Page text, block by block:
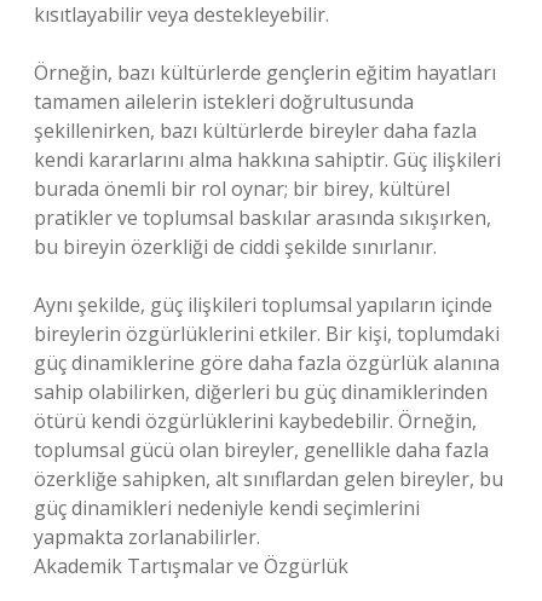
kısıtlayabilir veya destekleyebilir.
Örneğin, bazı kültürlerde gençlerin eğitim hayatları
tamamen ailelerin istekleri doğrultusunda
şekillenirken, bazı kültürlerde bireyler daha fazla
kendi kararlarını alma hakkına sahiptir. Güç ilişkileri
burada önemli bir rol oynar; bir birey, kültürel
pratikler ve toplumsal baskılar arasında sıkışırken,
bu bireyin özerkliği de ciddi şekilde sınırlanır.
Aynı şekilde, güç ilişkileri toplumsal yapıların içinde
bireylerin özgürlüklerini etkiler. Bir kişi, toplumdaki
güç dinamiklerine göre daha fazla özgürlük alanına
sahip olabilirken, diğerleri bu güç dinamiklerinden
ötürü kendi özgürlüklerini kaybedebilir. Örneğin,
toplumsal gücü olan bireyler, genellikle daha fazla
özerkliğe sahipken, alt sınıflardan gelen bireyler, bu
güç dinamikleri nedeniyle kendi seçimlerini
yapmakta zorlanabilirler.
Akademik Tartışmalar ve Özgürlük